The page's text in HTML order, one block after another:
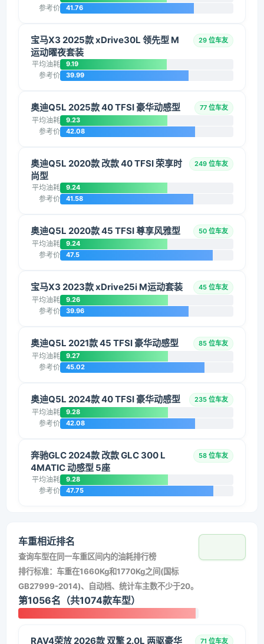
参考价 41.76
宝马X3 2025款 xDrive30L 领先型 M
运动曜夜套装
29 位车友
平均油耗 9.19
参考价 39.99
奥迪Q5L 2025款 40 TFSI 豪华动感型 77 位车友
平均油耗 9.23
参考价 42.08
奥迪Q5L 2020款 改款 40 TFSI 荣享时
尚型
249 位车友
平均油耗 9.24
参考价 41.58
奥迪Q5L 2020款 45 TFSI 尊享风雅型 50 位车友
平均油耗 9.24
参考价 47.5
宝马X3 2023款 xDrive25i M运动套装 45 位车友
平均油耗 9.26
参考价 39.96
奥迪Q5L 2021款 45 TFSI 豪华动感型 85 位车友
平均油耗 9.27
参考价 45.02
奥迪Q5L 2024款 40 TFSI 豪华动感型 235 位车友
平均油耗 9.28
参考价 42.08
奔驰GLC 2024款 改款 GLC 300 L
4MATIC 动感型 5座
58 位车友
平均油耗 9.28
参考价 47.75
车重相近排名
查询车型在同一车重区间内的油耗排行榜
排行标准：车重在1660Kg和1770Kg之间(国标
GB27999-2014)、自动档、统计车主数不少于20。
第1056名（共1074款车型）
RAV4荣放 2026款 双擎 2.0L 两驱豪华
71 位车友